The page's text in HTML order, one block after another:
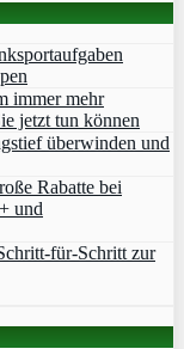
immer mehr
jetzt tun können
überwinden und
Rabatte bei
und
zur